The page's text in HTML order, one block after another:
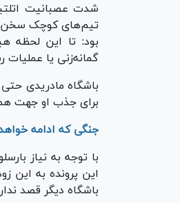
شدت عصبانیت
تیم‌های کوچک سخن
بود: تا این لحظه
گمانه‌زنی یا
باشگاه مادریدی حتی
برای جذب او جهت
جنگی که ادامه
با توجه به نیاز
این پرونده به این
باشگاه دیگر قصد